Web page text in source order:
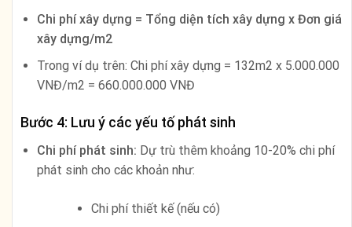
Chi phí xây dựng = Tổng diện tích xây dựng x Đơn giá
xây dựng/m2
Trong ví dụ trên: Chi phí xây dựng = 132m2 x 5.000.000
VNĐ/m2 = 660.000.000 VNĐ
Bước 4: Lưu ý các yếu tố phát sinh
Chi phí phát sinh: Dự trù thêm khoảng 10-20% chi phí
phát sinh cho các khoản như:
Chi phí thiết kế (nếu có)